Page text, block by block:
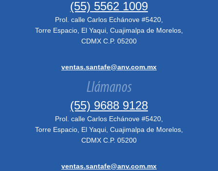
(55) 5562 1009
Prol. calle Carlos Echánove #5420,
Torre Espacio, El Yaqui, Cuajimalpa de Morelos,
CDMX C.P. 05200
ventas.santafe@anv.com.mx
Llámanos
(55) 9688 9128
Prol. calle Carlos Echánove #5420,
Torre Espacio, El Yaqui, Cuajimalpa de Morelos,
CDMX C.P. 05200
ventas.santafe@anv.com.mx